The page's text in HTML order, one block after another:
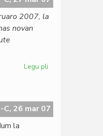
2007, la
novan
Legu pli
pacifismaj
kampanjoj
C, 26 mar 07
la